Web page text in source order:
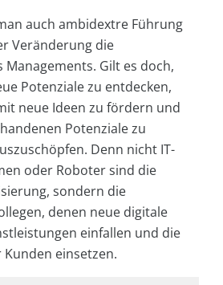
auch ambidextre Führung
Veränderung die
Managements. Gilt es doch,
Potenziale zu entdecken,
neue Ideen zu fördern und
Potenziale zu
Denn nicht IT-
oder Roboter sind die
sondern die
denen neue digitale
einfallen und die
einsetzen.